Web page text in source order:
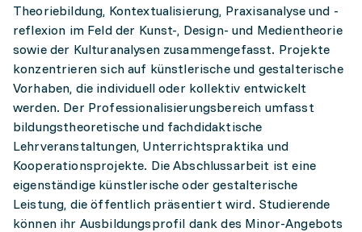
Theoriebildung, Kontextualisierung, Praxisanalyse und -
reflexion im Feld der Kunst-, Design- und Medientheorie
sowie der Kulturanalysen zusammengefasst. Projekte
konzentrieren sich auf künstlerische und gestalterische
Vorhaben, die individuell oder kollektiv entwickelt
werden. Der Professionalisierungsbereich umfasst
bildungstheoretische und fachdidaktische
Lehrveranstaltungen, Unterrichtspraktika und
Kooperationsprojekte. Die Abschlussarbeit ist eine
eigenständige künstlerische oder gestalterische
Leistung, die öffentlich präsentiert wird. Studierende
können ihr Ausbildungsprofil dank des Minor-Angebots